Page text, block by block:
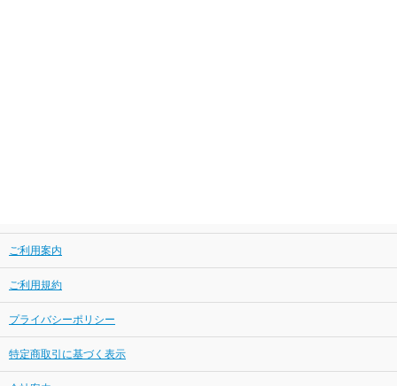
ご利用案内
ご利用規約
プライバシーポリシー
特定商取引に基づく表示